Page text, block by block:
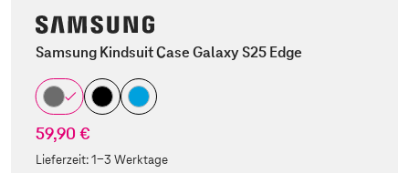
Samsung Kindsuit Case Galaxy S25 Edge
59,90 €
Lieferzeit:1-3 Werktage